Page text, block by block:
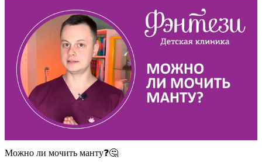
Можно ли мочить манту❓🤔